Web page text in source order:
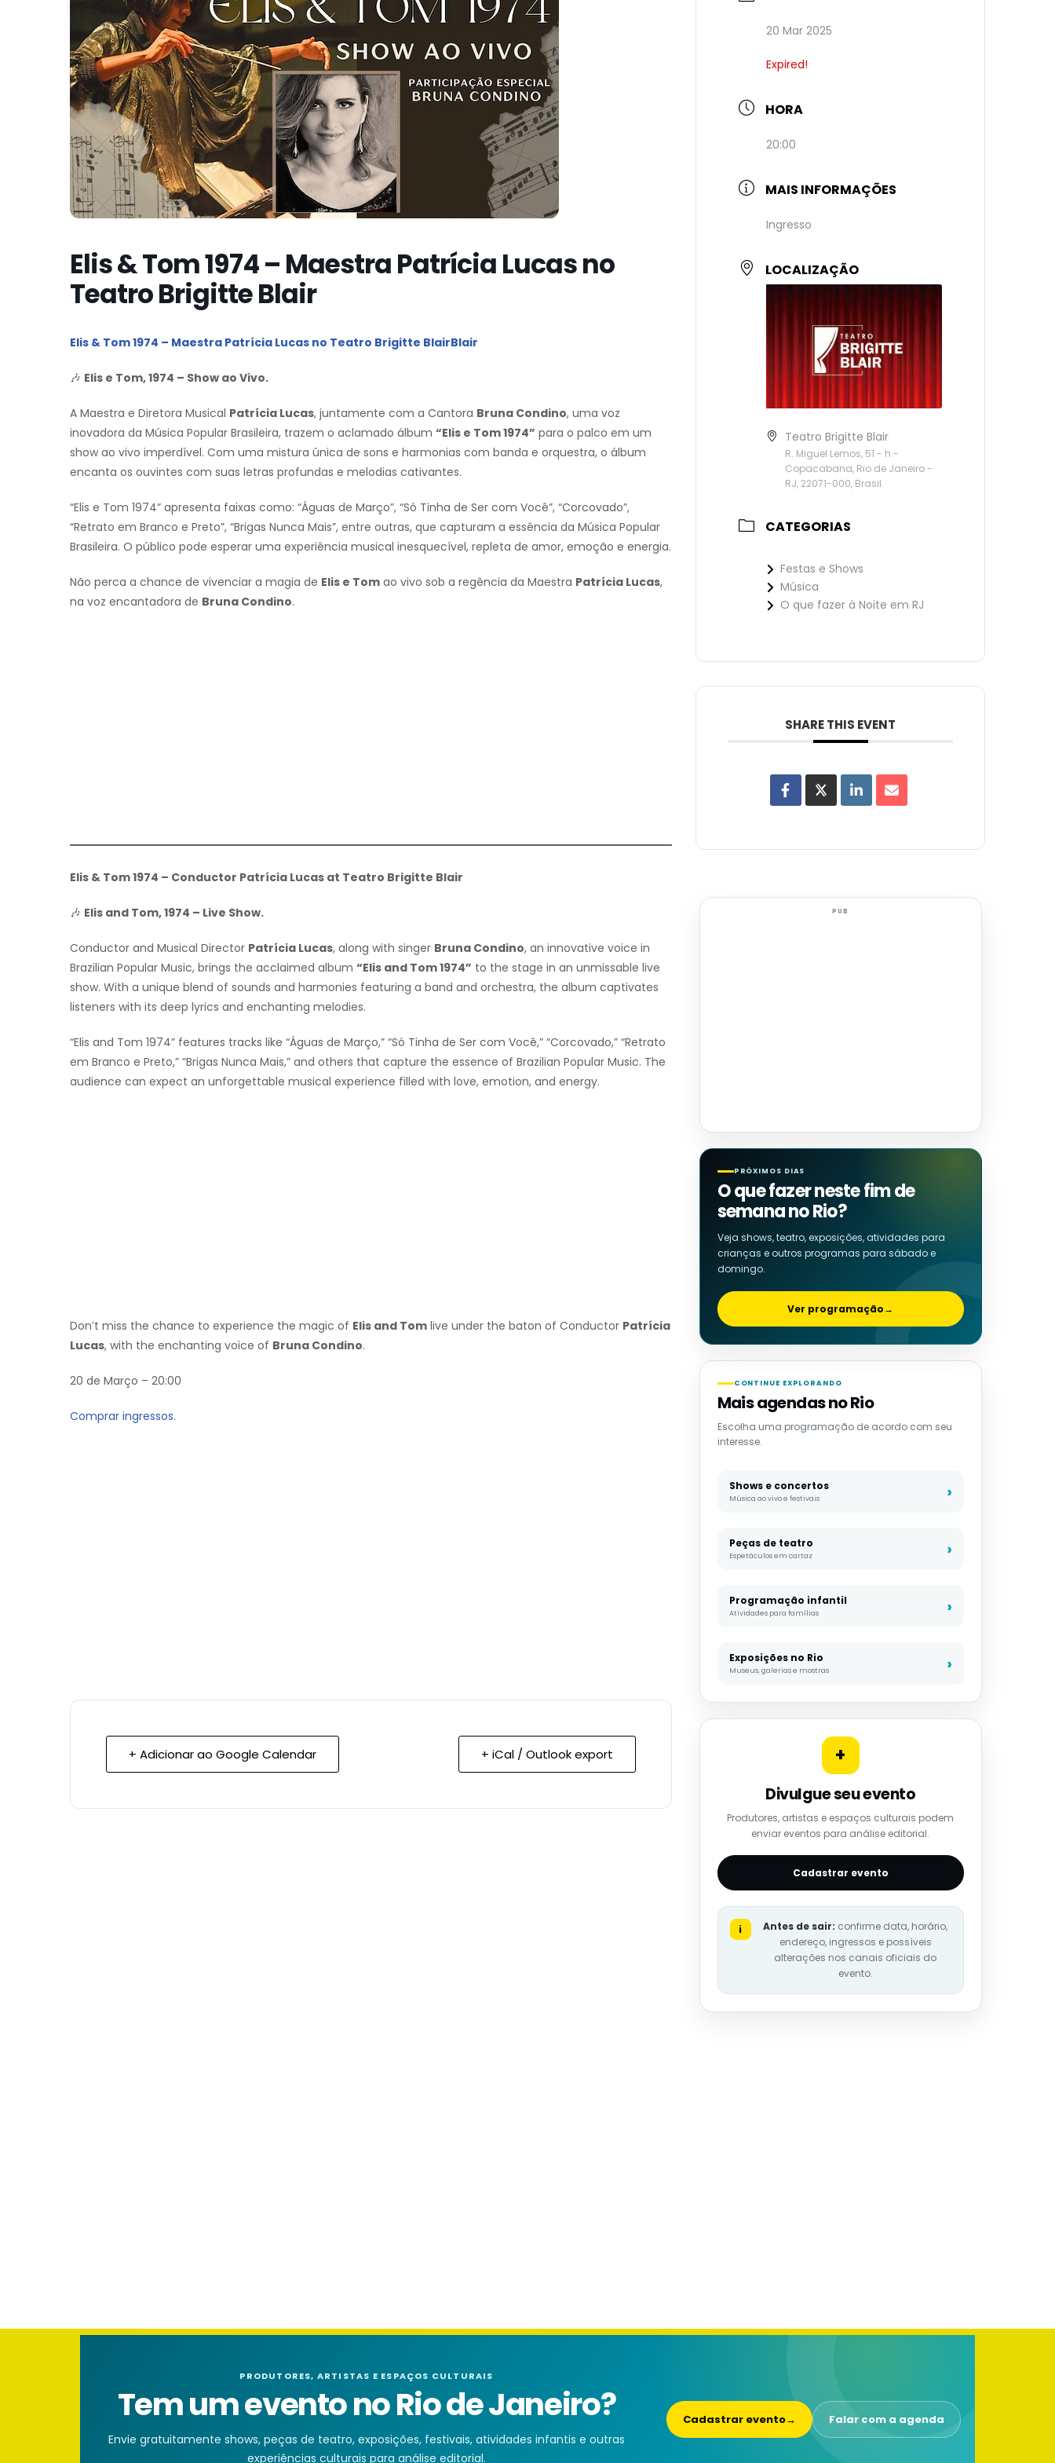
Elis & Tom 1974 – Maestra Patrícia Lucas no
Teatro Brigitte Blair
Elis & Tom 1974 – Maestra Patrícia Lucas no Teatro Brigitte BlairBlair
🎶 Elis e Tom, 1974 – Show ao Vivo.
A Maestra e Diretora Musical Patrícia Lucas, juntamente com a Cantora Bruna Condino, uma voz
inovadora da Música Popular Brasileira, trazem o aclamado álbum “Elis e Tom 1974” para o palco em um
show ao vivo imperdível. Com uma mistura única de sons e harmonias com banda e orquestra, o álbum
encanta os ouvintes com suas letras profundas e melodias cativantes.
“Elis e Tom 1974” apresenta faixas como: “Águas de Março”, “Só Tinha de Ser com Você”, “Corcovado”,
“Retrato em Branco e Preto”, “Brigas Nunca Mais”, entre outras, que capturam a essência da Música Popular
Brasileira. O público pode esperar uma experiência musical inesquecível, repleta de amor, emoção e energia.
Não perca a chance de vivenciar a magia de Elis e Tom ao vivo sob a regência da Maestra Patrícia Lucas,
na voz encantadora de Bruna Condino.
Elis & Tom 1974 – Conductor Patrícia Lucas at Teatro Brigitte Blair
🎶 Elis and Tom, 1974 – Live Show.
Conductor and Musical Director Patrícia Lucas, along with singer Bruna Condino, an innovative voice in
Brazilian Popular Music, brings the acclaimed album “Elis and Tom 1974” to the stage in an unmissable live
show. With a unique blend of sounds and harmonies featuring a band and orchestra, the album captivates
listeners with its deep lyrics and enchanting melodies.
“Elis and Tom 1974” features tracks like “Águas de Março,” “Só Tinha de Ser com Você,” “Corcovado,” “Retrato
em Branco e Preto,” “Brigas Nunca Mais,” and others that capture the essence of Brazilian Popular Music. The
audience can expect an unforgettable musical experience filled with love, emotion, and energy.
Don’t miss the chance to experience the magic of Elis and Tom live under the baton of Conductor Patrícia
Lucas, with the enchanting voice of Bruna Condino.
20 de Março – 20:00
Comprar ingressos.
+ Adicionar ao Google Calendar + iCal / Outlook export
20 Mar 2025
Expired!
HORA
20:00
MAIS INFORMAÇÕES
Ingresso
LOCALIZAÇÃO
Teatro Brigitte Blair
R. Miguel Lemos, 51 - h -
Copacabana, Rio de Janeiro -
RJ, 22071-000, Brasil
CATEGORIAS
Festas e Shows
Música
O que fazer à Noite em RJ
SHARE THIS EVENT
PUB
PRÓXIMOS DIAS
O que fazer neste fim de
semana no Rio?
Veja shows, teatro, exposições, atividades para
crianças e outros programas para sábado e
domingo.
Ver programação→
CONTINUE EXPLORANDO
Mais agendas no Rio
Escolha uma programação de acordo com seu
interesse.
Shows e concertos
Música ao vivo e festivais
Peças de teatro
Espetáculos em cartaz
Programação infantil
Atividades para famílias
Exposições no Rio
Museus, galerias e mostras
+
Divulgue seu evento
Produtores, artistas e espaços culturais podem
enviar eventos para análise editorial.
Cadastrar evento
i Antes de sair: confirme data, horário,
endereço, ingressos e possíveis
alterações nos canais oficiais do
evento.
PRODUTORES, ARTISTAS E ESPAÇOS CULTURAIS
Tem um evento no Rio de Janeiro?
Envie gratuitamente shows, peças de teatro, exposições, festivais, atividades infantis e outras
experiências culturais para análise editorial.
Cadastrar evento→ Falar com a agenda